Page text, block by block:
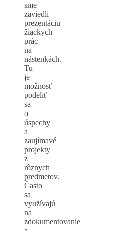
sme
zaviedli
prezentáciu
žiackych
prác
na
nástenkách.
Tu
je
možnosť
podeliť
sa
o
úspechy
a
zaujímavé
projekty
z
rôznych
predmetov.
Často
sa
využívajú
na
zdokumentovanie